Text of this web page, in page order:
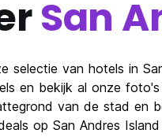
San
selectie van hotels in
en bekijk al onze
van de stad en
op San Andres